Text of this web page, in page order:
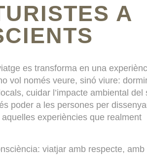
A
es transforma en una
vol només veure, sinó viure:
cuidar l’impacte ambiental del
poder a les persones per
experiències que realment
viatjar amb respecte, amb